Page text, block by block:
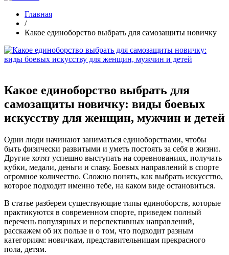
Главная
/
Какое единоборство выбрать для самозащиты новичку
Какое единоборство выбрать для
самозащиты новичку: виды боевых
искусству для женщин, мужчин и детей
Одни люди начинают заниматься единоборствами, чтобы
быть физически развитыми и уметь постоять за себя в жизни.
Другие хотят успешно выступать на соревнованиях, получать
кубки, медали, деньги и славу. Боевых направлений в спорте
огромное количество. Сложно понять, как выбрать искусство,
которое подходит именно тебе, на каком виде остановиться.
В статье разберем существующие типы единоборств, которые
практикуются в современном спорте, приведем полный
перечень популярных и перспективных направлений,
расскажем об их пользе и о том, что подходит разным
категориям: новичкам, представительницам прекрасного
пола, детям.